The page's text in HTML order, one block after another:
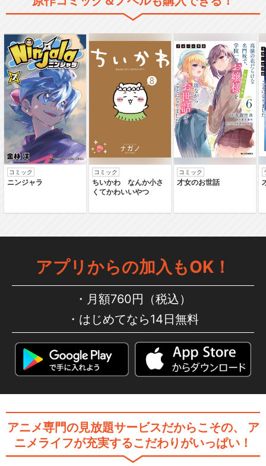
コードギアス 反逆のルルーシ
ュ R2 SPEC…
コードギアス 復活のルルーシ
ュ
コードギアス 亡国のアキト
閉じる
コミック
ニンジャラ
コミック
ちいかわ なんか小さ
くてかわいいやつ
コミック
才女のお世話
アプリからの加入もOK！
月額760円（税込）
はじめてなら14日無料
アニメ専門の見放題サービスだからこその、
ア
ニメライフが充実するこだわりがいっぱい！